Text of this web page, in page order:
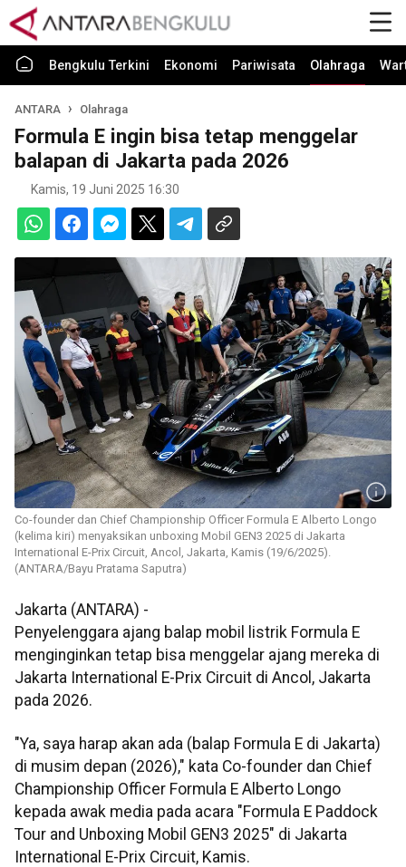
Bengkulu Terkini Ekonomi Pariwisata Olahraga
ANTARA Olahraga
Formula E ingin bisa tetap menggelar
balapan di Jakarta pada 2026
Kamis, 19 Juni 2025 16:30
Co-founder dan Chief Championship Officer Formula E Alberto Longo
(kelima kiri) menyaksikan unboxing Mobil GEN3 2025 di Jakarta
International E-Prix Circuit, Ancol, Jakarta, Kamis (19/6/2025).
(ANTARA/Bayu Pratama Saputra)
Jakarta (ANTARA) -
Penyelenggara ajang balap mobil listrik Formula E
menginginkan tetap bisa menggelar ajang mereka di
Jakarta International E-Prix Circuit di Ancol, Jakarta
pada 2026.
"Ya, saya harap akan ada (balap Formula E di Jakarta)
di musim depan (2026)," kata Co-founder dan Chief
Championship Officer Formula E Alberto Longo
kepada awak media pada acara "Formula E Paddock
Tour and Unboxing Mobil GEN3 2025" di Jakarta
International E-Prix Circuit, Kamis.